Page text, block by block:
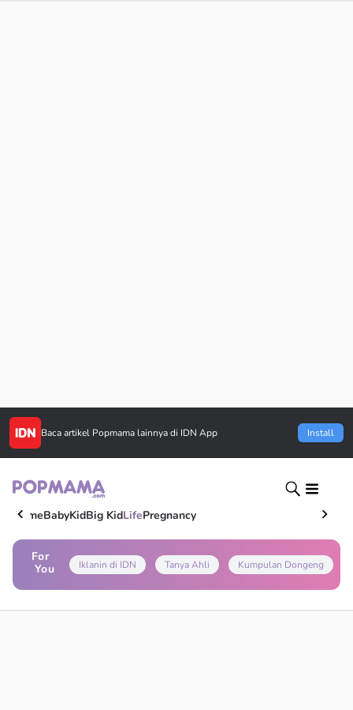
Baca artikel Popmama lainnya di IDN App Install
HomeBabyKidBig KidLifePregnancy
For
You
Iklanin di IDN Tanya Ahli Kumpulan Dongeng